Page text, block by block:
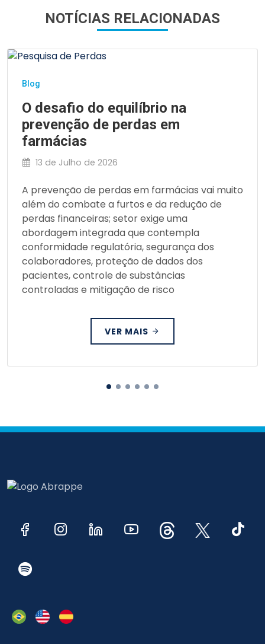
NOTÍCIAS RELACIONADAS
Blog
O desafio do equilíbrio na
prevenção de perdas em
farmácias
13 de Julho de 2026
A prevenção de perdas em farmácias vai muito
além do combate a furtos e da redução de
perdas financeiras; setor exige uma
abordagem integrada que contempla
conformidade regulatória, segurança dos
colaboradores, proteção de dados dos
pacientes, controle de substâncias
controladas e mitigação de risco
VER MAIS